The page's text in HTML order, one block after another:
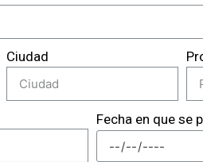
Ciudad
Fecha en que se